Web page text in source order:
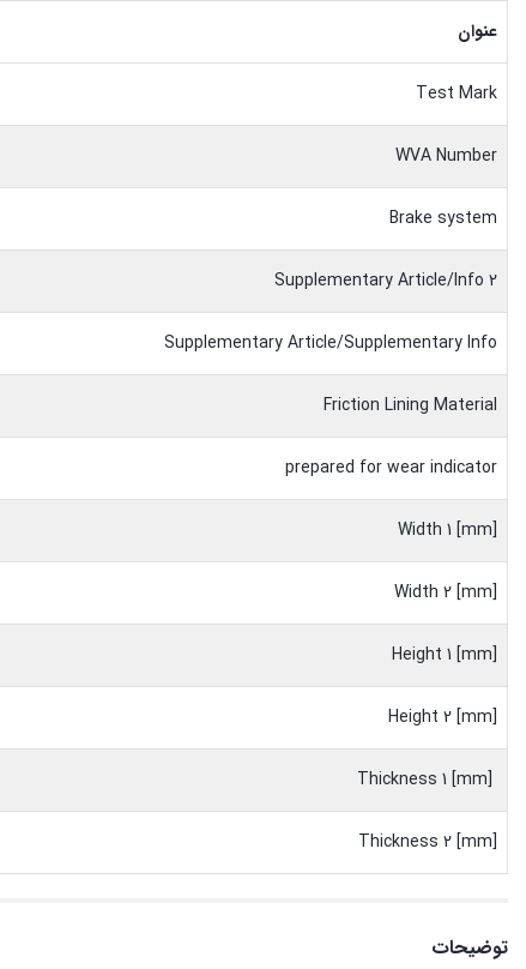
عنوان
Test Mark
WVA Number
Brake system
Supplementary Article/Info 2
Supplementary Article/Supplementary Info
Friction Lining Material
prepared for wear indicator
Width 1 [mm]
Width 2 [mm]
Height 1 [mm]
Height 2 [mm]
Thickness 2 [mm]
توضیحات